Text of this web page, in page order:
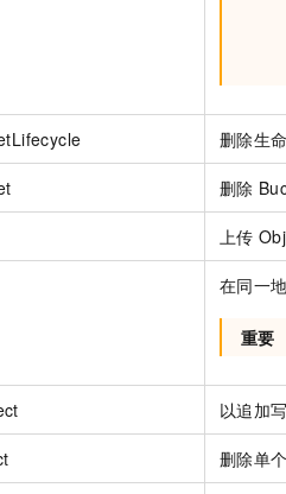
删除生
删除
上传
在同一
重要
以追加
删除单个